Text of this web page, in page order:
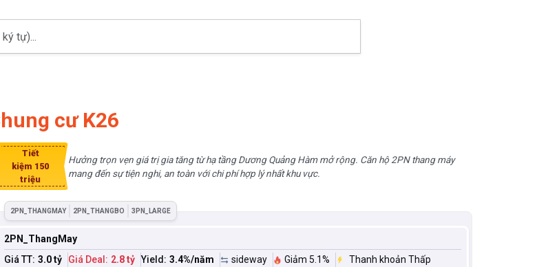
cư K26
Tiết
kiệm 150
triệu
Hưởng trọn vẹn giá trị gia tăng từ hạ tầng Dương Quảng Hàm mở rộng. Căn hộ 2PN thang máy
mang đến sự tiện nghi, an toàn với chi phí hợp lý nhất khu vực.
2PN_THANGMAY 2PN_THANGBO 3PN_LARGE
2PN_ThangMay
Giá TT: 3.0 tỷ Giá Deal: 2.8 tỷ Yield: 3.4%/năm sideway Giảm 5.1% Thanh khoản Thấp